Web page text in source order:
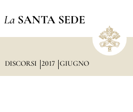
La SANTA SEDE
DISCORSI 2017 GIUGNO